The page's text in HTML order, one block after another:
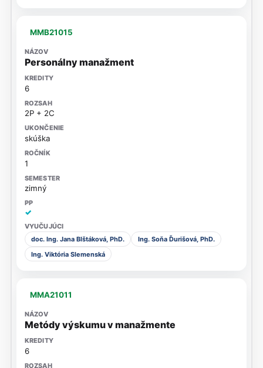
MMB21015
Personálny manažment
6
2P + 2C
skúška
1
zimný
✓
doc. Ing. Jana Blštáková, PhD.
Ing. Soňa Ďurišová, PhD.
Ing. Viktória Slemenská
MMA21011
Metódy výskumu v manažmente
6